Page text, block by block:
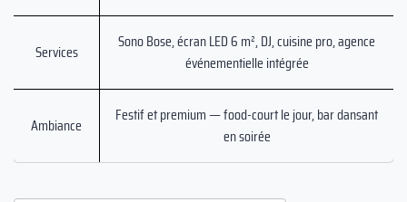
Services
Sono Bose, écran LED 6 m², DJ, cuisine pro, agence
événementielle intégrée
Ambiance
Festif et premium — food-court le jour, bar dansant
en soirée